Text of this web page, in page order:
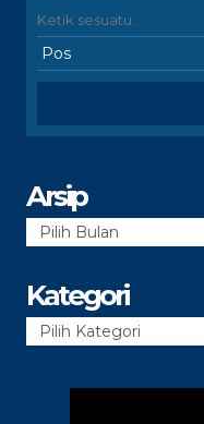
Arsip
Arsip
Kategori
Kategori